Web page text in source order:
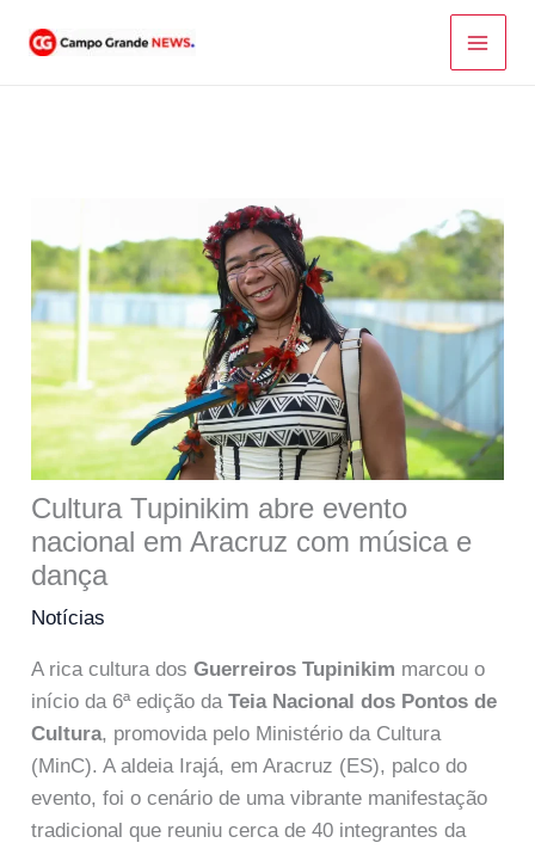
para
Cultura Tupinikim abre evento
nacional em Aracruz com música e
dança
Notícias
A rica cultura dosGuerreiros Tupinikim marcou o
início da 6ª edição daTeia Nacional dos Pontos de
Cultura, promovida pelo Ministério da Cultura
(MinC). A aldeia Irajá, em Aracruz (ES), palco do
evento, foi o cenário de uma vibrante manifestação
tradicional que reuniu cerca de 40 integrantes da